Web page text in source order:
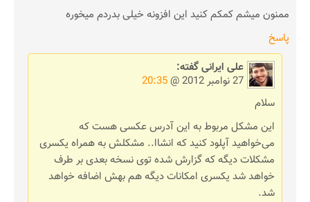
ممنون میشم کمکم کنید این افزونه خیلی بدردم میخوره
پاسخ
علی ایرانیگفته:
27 نوامبر 2012 @
20:35
سلام
این مشکل مربوط به این آدرس عکسی هست که
می‌خواهید آپلود کنید که انشاا.. مشکلش به همراه یکسری
مشکلات دیگه که گزارش شده توی نسخه بعدی بر طرف
خواهد شد یکسری امکانات دیگه هم بهش اضافه خواهد
شد.